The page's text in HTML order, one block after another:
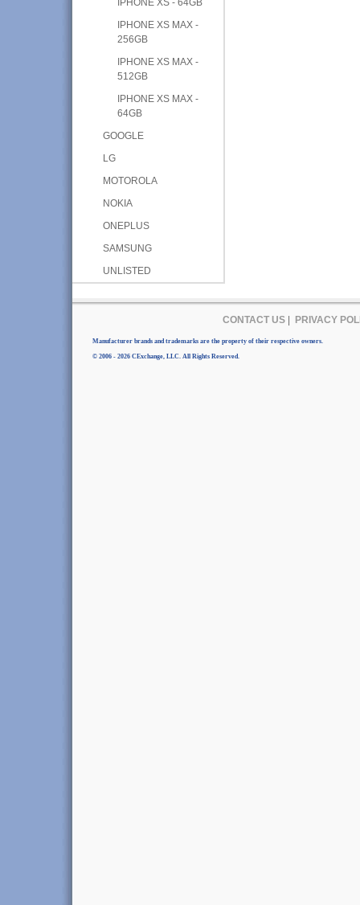
IPHONE XS - 64GB
IPHONE XS MAX -
256GB
IPHONE XS MAX -
512GB
IPHONE XS MAX -
64GB
GOOGLE
LG
MOTOROLA
NOKIA
ONEPLUS
SAMSUNG
UNLISTED
CONTACT US| PRIVACY
Manufacturer brands and trademarks are the property of their respective owners.
© 2006 - 2026 CExchange, LLC. All Rights Reserved.